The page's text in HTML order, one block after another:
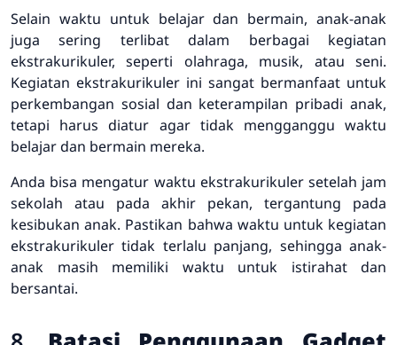
Selain waktu untuk belajar dan bermain, anak-anak
juga sering terlibat dalam berbagai kegiatan
ekstrakurikuler, seperti olahraga, musik, atau seni.
Kegiatan ekstrakurikuler ini sangat bermanfaat untuk
perkembangan sosial dan keterampilan pribadi anak,
tetapi harus diatur agar tidak mengganggu waktu
belajar dan bermain mereka.
Anda bisa mengatur waktu ekstrakurikuler setelah jam
sekolah atau pada akhir pekan, tergantung pada
kesibukan anak. Pastikan bahwa waktu untuk kegiatan
ekstrakurikuler tidak terlalu panjang, sehingga anak-
anak masih memiliki waktu untuk istirahat dan
bersantai.